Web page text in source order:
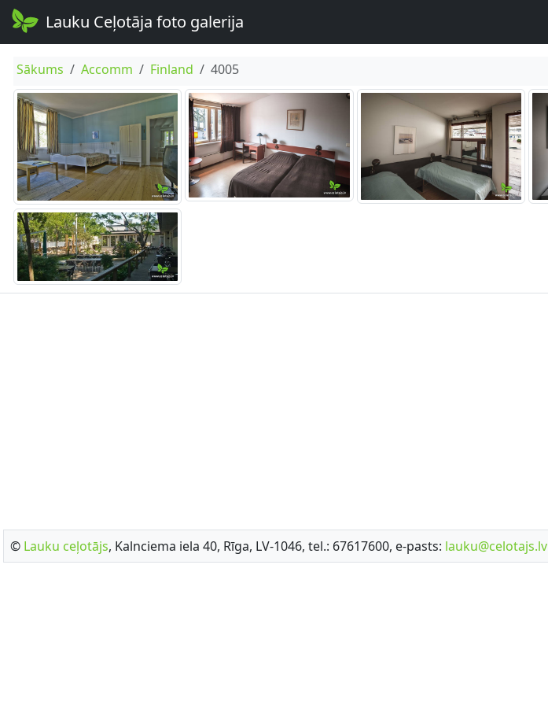
Lauku Ceļotāja foto galerija
Sākums Accomm Finland 4005
© Lauku ceļotājs, Kalnciema iela 40, Rīga, LV-1046, tel.: 67617600, e-pasts: lauku@celotajs.lv